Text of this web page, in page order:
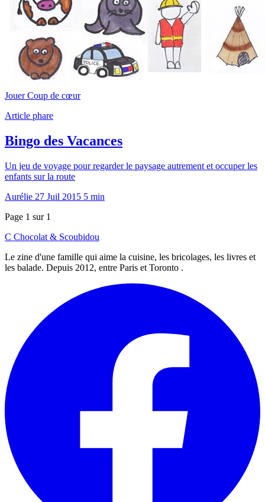
Jouer Coup de cœur
Article phare
Bingo des Vacances
Un jeu de voyage pour regarder le paysage autrement et occuper les
enfants sur la route
Aurélie 27 Juil 2015 5 min
Page 1 sur 1
C Chocolat & Scoubidou
Le zine d'une famille qui aime la cuisine, les bricolages, les livres et
les balade. Depuis 2012, entre Paris et Toronto .